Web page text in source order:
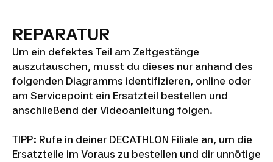
REPARATUR
Um ein defektes Teil am Zeltgestänge
auszutauschen, musst du dieses nur anhand des
folgenden Diagramms identifizieren, online oder
am Servicepoint ein Ersatzteil bestellen und
anschließend der Videoanleitung folgen.
TIPP: Rufe in deiner DECATHLON Filiale an, um die
Ersatzteile im Voraus zu bestellen und dir unnötige